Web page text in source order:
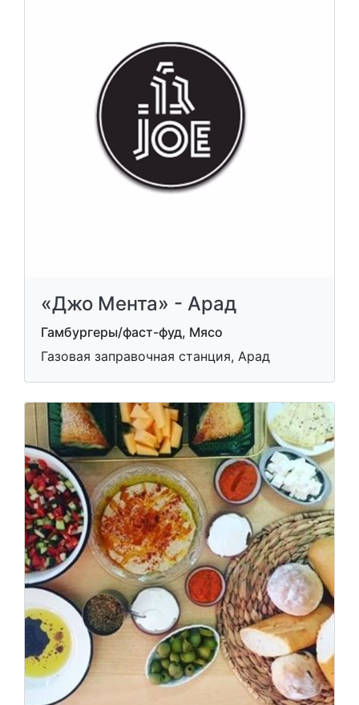
«Джо Мента» - Арад
Гамбургеры/фаст-фуд, Мясо
Газовая заправочная станция, Арад